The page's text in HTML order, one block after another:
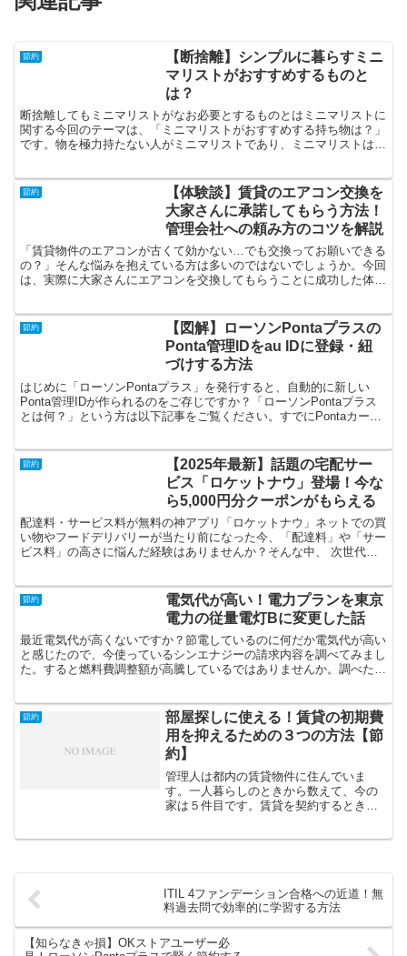
節約
【断捨離】シンプルに暮らすミニ
マリストがおすすめするものと
は？
断捨離してもミニマリストがなお必要とするものとはミニマリストに
関する今回のテーマは、「ミニマリストがおすすめする持ち物は？」
です。物を極力持たない人がミニマリストであり、ミニマリストは広
節約
【体験談】賃貸のエアコン交換を
大家さんに承諾してもらう方法！
管理会社への頼み方のコツを解説
「賃貸物件のエアコンが古くて効かない…でも交換ってお願いできる
の？」そんな悩みを抱えている方は多いのではないでしょうか。今回
は、実際に大家さんにエアコンを交換してもらうことに成功した体験
節約
【図解】ローソンPontaプラスの
Ponta管理IDをau IDに登録・紐
づけする方法
はじめに「ローソンPontaプラス」を発行すると、自動的に新しい
Ponta管理IDが作られるのをご存じですか？「ローソンPontaプラス
とは何？」という方は以下記事をご覧ください。すでにPontaカード
節約
【2025年最新】話題の宅配サー
ビス「ロケットナウ」登場！今な
ら5,000円分クーポンがもらえる
配達料・サービス料が無料の神アプリ「ロケットナウ」ネットでの買
い物やフードデリバリーが当たり前になった今、「配達料」や「サー
ビス料」の高さに悩んだ経験はありませんか？そんな中、 次世代型
節約
電気代が高い！電力プランを東京
電力の従量電灯Bに変更した話
最近電気代が高くないですか？節電しているのに何だか電気代が高い
と感じたので、今使っているシンエナジーの請求内容を調べてみまし
た。すると燃料費調整額が高騰しているではありませんか。調べたと
節約
部屋探しに使える！賃貸の初期費
用を抑えるための３つの方法【節
約】
管理人は都内の賃貸物件に住んでいま
す。一人暮らしのときから数えて、今の
家は５件目です。賃貸を契約するときに
ITIL 4ファンデーション合格への近道！無
料過去問で効率的に学習する方法
【知らなきゃ損】OKストアユーザー必